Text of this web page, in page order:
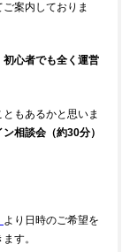
ご案内しておりま
初心者でも全く運営
もあるかと思いま
相談会（約30分）
より日時のご希望を
す。